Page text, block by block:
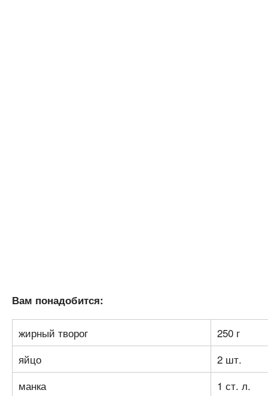
Вам понадобится:
жирный творог
250 г
яйцо
2 шт.
манка
1 ст. л.